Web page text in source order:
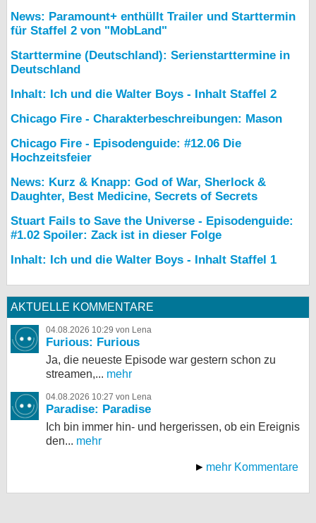
News: Paramount+ enthüllt Trailer und Starttermin
für Staffel 2 von "MobLand"
Starttermine (Deutschland): Serienstarttermine in
Deutschland
Inhalt: Ich und die Walter Boys - Inhalt Staffel 2
Chicago Fire - Charakterbeschreibungen: Mason
Chicago Fire - Episodenguide: #12.06 Die
Hochzeitsfeier
News: Kurz & Knapp: God of War, Sherlock &
Daughter, Best Medicine, Secrets of Secrets
Stuart Fails to Save the Universe - Episodenguide:
#1.02 Spoiler: Zack ist in dieser Folge
Inhalt: Ich und die Walter Boys - Inhalt Staffel 1
AKTUELLE KOMMENTARE
04.08.2026 10:29 von Lena
Furious: Furious
Ja, die neueste Episode war gestern schon zu
streamen,... mehr
04.08.2026 10:27 von Lena
Paradise: Paradise
Ich bin immer hin- und hergerissen, ob ein Ereignis
den... mehr
mehr Kommentare